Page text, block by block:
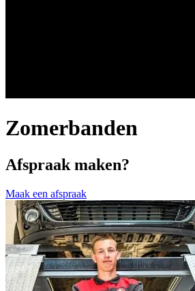
Zomerbanden
Afspraak maken?
Maak een afspraak